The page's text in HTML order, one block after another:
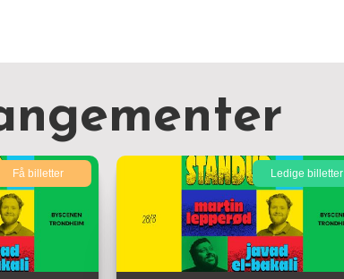
Få billetter Ledige billetter